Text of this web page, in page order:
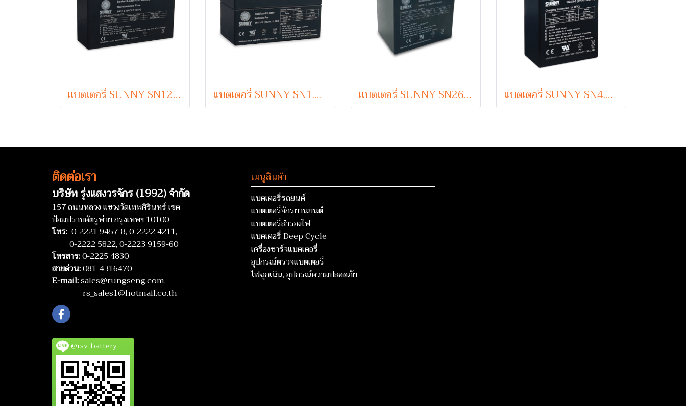
แบตเตอรี่ SUNNY SN12-6 (VRLA Type) 6V 12Ah แบตเตอรี่ SUNNY SN1.3-12 (VRLA Type) 12V 1.3Ah แบตเตอรี่ SUNNY SN26-12 (VRLA Type) 12V 26Ah แบตเตอรี่ SUNNY SN4.5-6 (VRLA Type) 6V 4.5Ah
ติดต่อเรา
บริษัท รุ่งแสงวรจักร (1992) จำกัด
157 ถนนหลวง แขวงวัดเทพศิรินทร์ เขต
ป้อมปราบศัตรูพ่าย กรุงเทพฯ 10100
โทร: 0-2221 9457-8,0-2222 4211,
0-2222 5822,0-2223 9159-60
โทรสาร:0-2225 4830
สายด่วน:081-4316470
E-mail:sales@rungseng.com,
rs_sales1@hotmail.co.th
@rsv_battery
เมนูสินค้า
แบตเตอรี่รถยนต์
แบตเตอรี่จักรยานยนต์
แบตเตอรี่สำรองไฟ
แบตเตอรี่ Deep Cycle
เครื่องชาร์จแบตเตอรี่
อุปกรณ์ตรวจแบตเตอรี่
ไฟฉุกเฉิน, อุปกรณ์ความปลอดภัย